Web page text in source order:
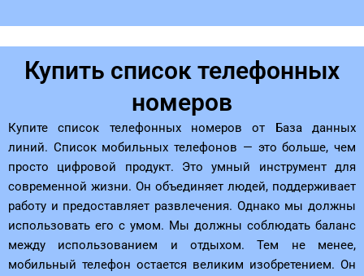
Купить список телефонных
номеров
Купите список телефонных номеров от База данных
линий. Список мобильных телефонов — это больше, чем
просто цифровой продукт. Это умный инструмент для
современной жизни. Он объединяет людей, поддерживает
работу и предоставляет развлечения. Однако мы должны
использовать его с умом. Мы должны соблюдать баланс
между использованием и отдыхом. Тем не менее,
мобильный телефон остается великим изобретением. Он